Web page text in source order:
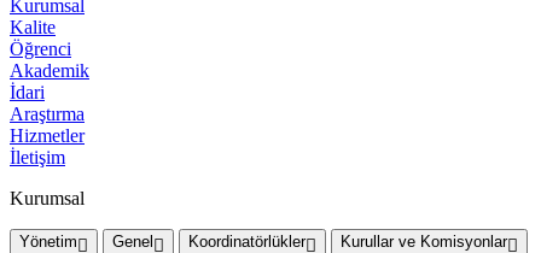
Kurumsal
Kalite
Öğrenci
Akademik
İdari
Araştırma
Hizmetler
İletişim
Kurumsal
Yönetim Genel Koordinatörlükler
Kurullar ve Komisyonlar